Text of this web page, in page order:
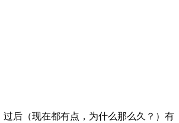
后（现在都有点，为什么那么久？）有